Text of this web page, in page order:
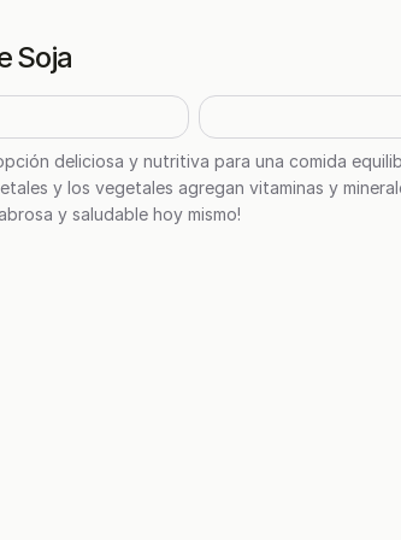
Soja
deliciosa y nutritiva para una comida
y los vegetales agregan vitaminas y
y saludable hoy mismo!